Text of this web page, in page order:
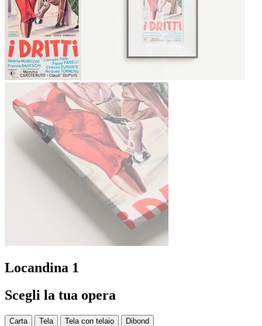
Locandina 1
Scegli la tua opera
Carta Tela Tela con telaio Dibond